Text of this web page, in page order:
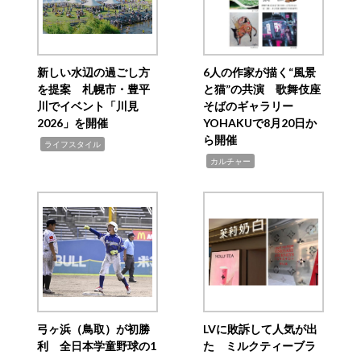
新しい水辺の過ごし方
を提案 札幌市・豊平
川でイベント「川見
2026」を開催
ライフスタイル
6人の作家が描く“風景
と猫”の共演 歌舞伎座
そばのギャラリー
YOHAKUで8月20日か
ら開催
カルチャー
弓ヶ浜（鳥取）が初勝
利 全日本学童野球の1
LVに敗訴して人気が出
た ミルクティーブラ